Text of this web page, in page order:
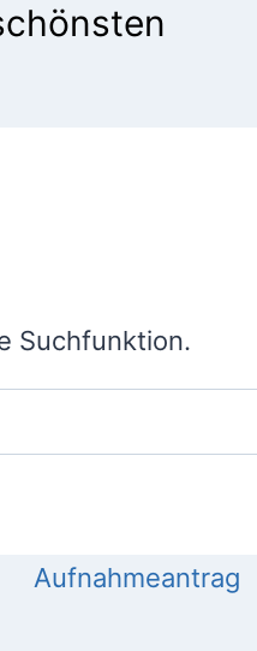
Suchfunktion.
Aufnahmeantrag